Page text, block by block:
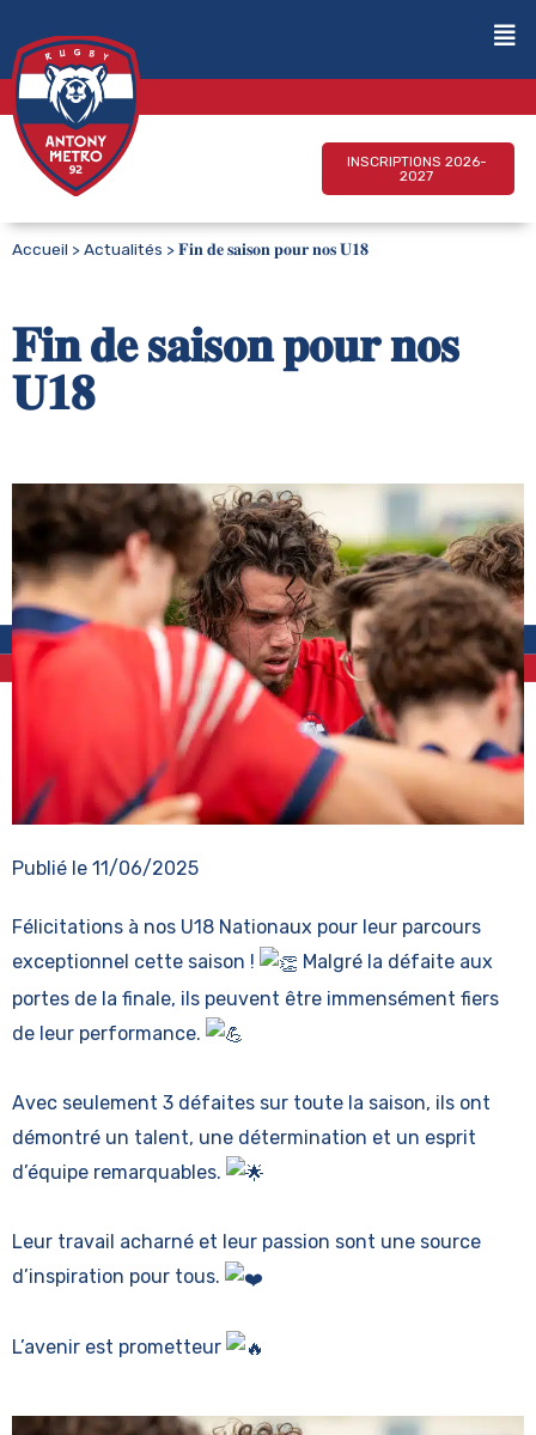
INSCRIPTIONS 2026-
2027
Accueil >Actualités >𝐅𝐢𝐧 𝐝𝐞 𝐬𝐚𝐢𝐬𝐨𝐧 𝐩𝐨𝐮𝐫 𝐧𝐨𝐬 𝐔𝟏𝟖
𝐅𝐢𝐧 𝐝𝐞 𝐬𝐚𝐢𝐬𝐨𝐧 𝐩𝐨𝐮𝐫 𝐧𝐨𝐬
𝐔𝟏𝟖
Publié le 11/06/2025
Félicitations à nos U18 Nationaux pour leur parcours
exceptionnel cette saison !
Malgré la défaite aux
portes de la finale, ils peuvent être immensément fiers
de leur performance.
Avec seulement 3 défaites sur toute la saison, ils ont
démontré un talent, une détermination et un esprit
d’équipe remarquables.
Leur travail acharné et leur passion sont une source
d’inspiration pour tous.
L’avenir est prometteur